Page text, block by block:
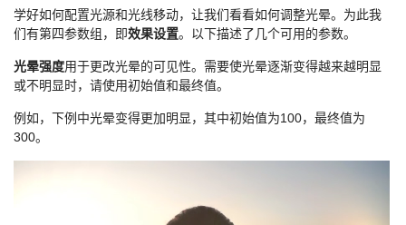
学好如何配置光源和光线移动，让我们看看如何调整光晕。为此我
们有第四参数组，即效果设置。以下描述了几个可用的参数。
光晕强度用于更改光晕的可见性。需要使光晕逐渐变得越来越明显
或不明显时，请使用初始值和最终值。
例如，下例中光晕变得更加明显，其中初始值为100，最终值为
300。